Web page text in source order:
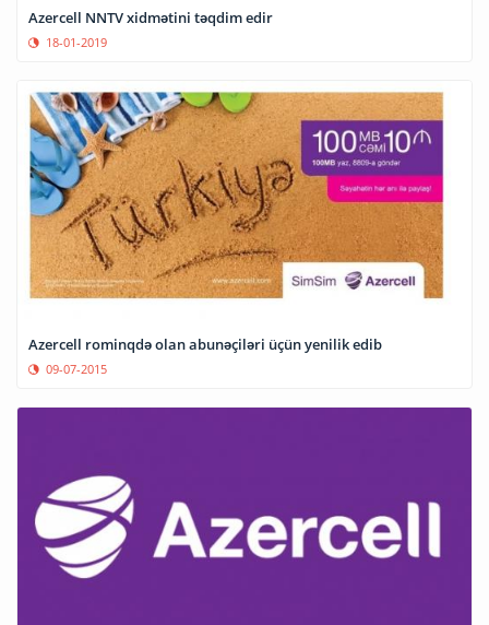
Azercell NNTV xidmətini təqdim edir
18-01-2019
Azercell rominqdə olan abunəçiləri üçün yenilik edib
09-07-2015